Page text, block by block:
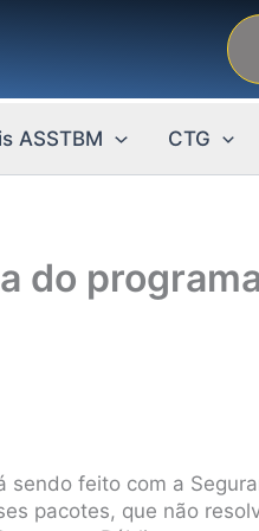
ASSTBM CTG
do
sendo feito com a
pacotes, que não